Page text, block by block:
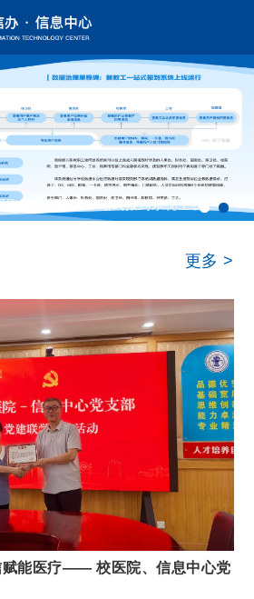
跑圈，新教工一站式报到系统上线
更多 >
赋能医疗—— 校医院、信息中心党